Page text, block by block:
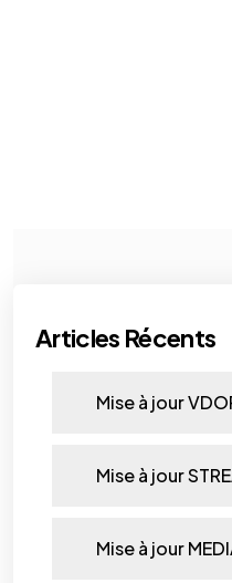
Articles Récents
Mise à jour
Mise à jour
Mise à jour